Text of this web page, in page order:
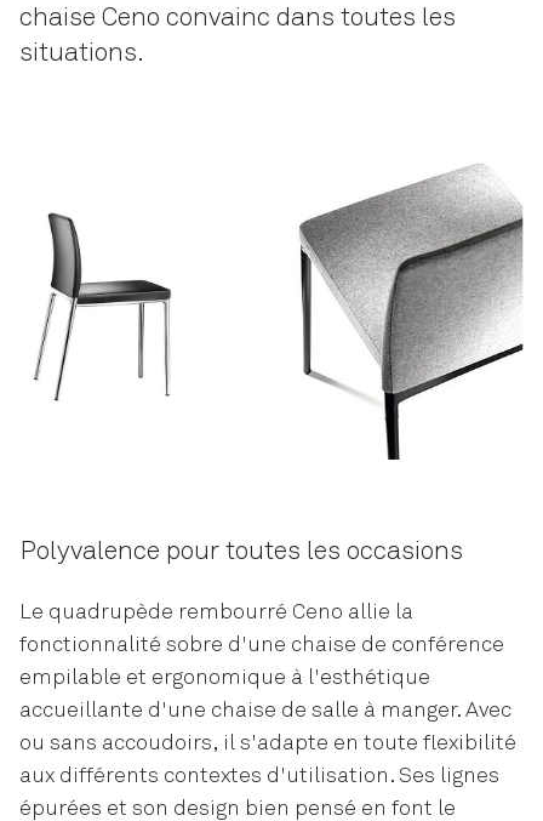
chaise Ceno convainc dans toutes les
situations.
Polyvalence pour toutes les occasions
Le quadrupède rembourré Ceno allie la
fonctionnalité sobre d'une chaise de conférence
empilable et ergonomique à l'esthétique
accueillante d'une chaise de salle à manger. Avec
ou sans accoudoirs, il s'adapte en toute flexibilité
aux différents contextes d'utilisation. Ses lignes
épurées et son design bien pensé en font le